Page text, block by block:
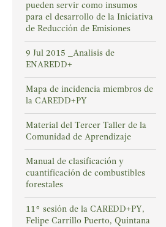
pueden servir como insumos
para el desarrollo de la Iniciativa
de Reducción de Emisiones
9 Jul 2015 _Analisis de
ENAREDD+
Mapa de incidencia miembros de
la CAREDD+PY
Material del Tercer Taller de la
Comunidad de Aprendizaje
Manual de clasificación y
cuantificación de combustibles
forestales
11° sesión de la CAREDD+PY,
Felipe Carrillo Puerto, Quintana